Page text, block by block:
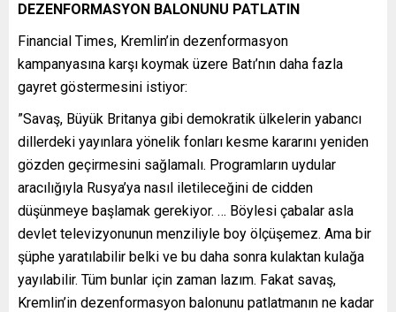
DEZENFORMASYON BALONUNU PATLATIN
Financial Times, Kremlin’in dezenformasyon
kampanyasına karşı koymak üzere Batı’nın daha fazla
gayret göstermesini istiyor:
”Savaş, Büyük Britanya gibi demokratik ülkelerin yabancı
dillerdeki yayınlara yönelik fonları kesme kararını yeniden
gözden geçirmesini sağlamalı. Programların uydular
aracılığıyla Rusya’ya nasıl iletileceğini de cidden
düşünmeye başlamak gerekiyor. … Böylesi çabalar asla
devlet televizyonunun menziliyle boy ölçüşemez. Ama bir
şüphe yaratılabilir belki ve bu daha sonra kulaktan kulağa
yayılabilir. Tüm bunlar için zaman lazım. Fakat savaş,
Kremlin’in dezenformasyon balonunu patlatmanın ne kadar